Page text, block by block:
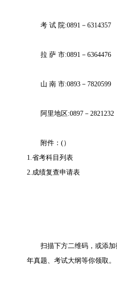
考 试 院:0891－6314357
拉 萨 市:0891－6364476
山 南 市:0893－7820599
阿里地区:0897－2821232
附件：(）
1.省考科目列表
2.成绩复查申请表
扫描下方二维码，或添加
年真题、考试大纲等你领取。